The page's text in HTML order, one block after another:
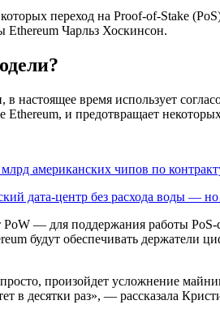
которых переход на Proof-of-Stake
Ethereum Чарльз Хоскинсон.
в настоящее время использует
Ethereum, и предотвращает
млрд американских чипов по
дата-центр без расхода воды —
PoW — для поддержания работы
будут обеспечивать держатели
произойдет усложнение
в десятки раз», — рассказала